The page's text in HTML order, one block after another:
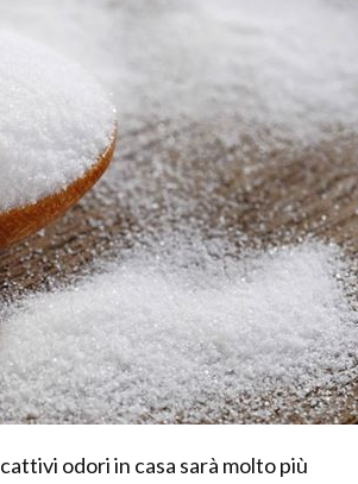
odori in casa sarà molto più